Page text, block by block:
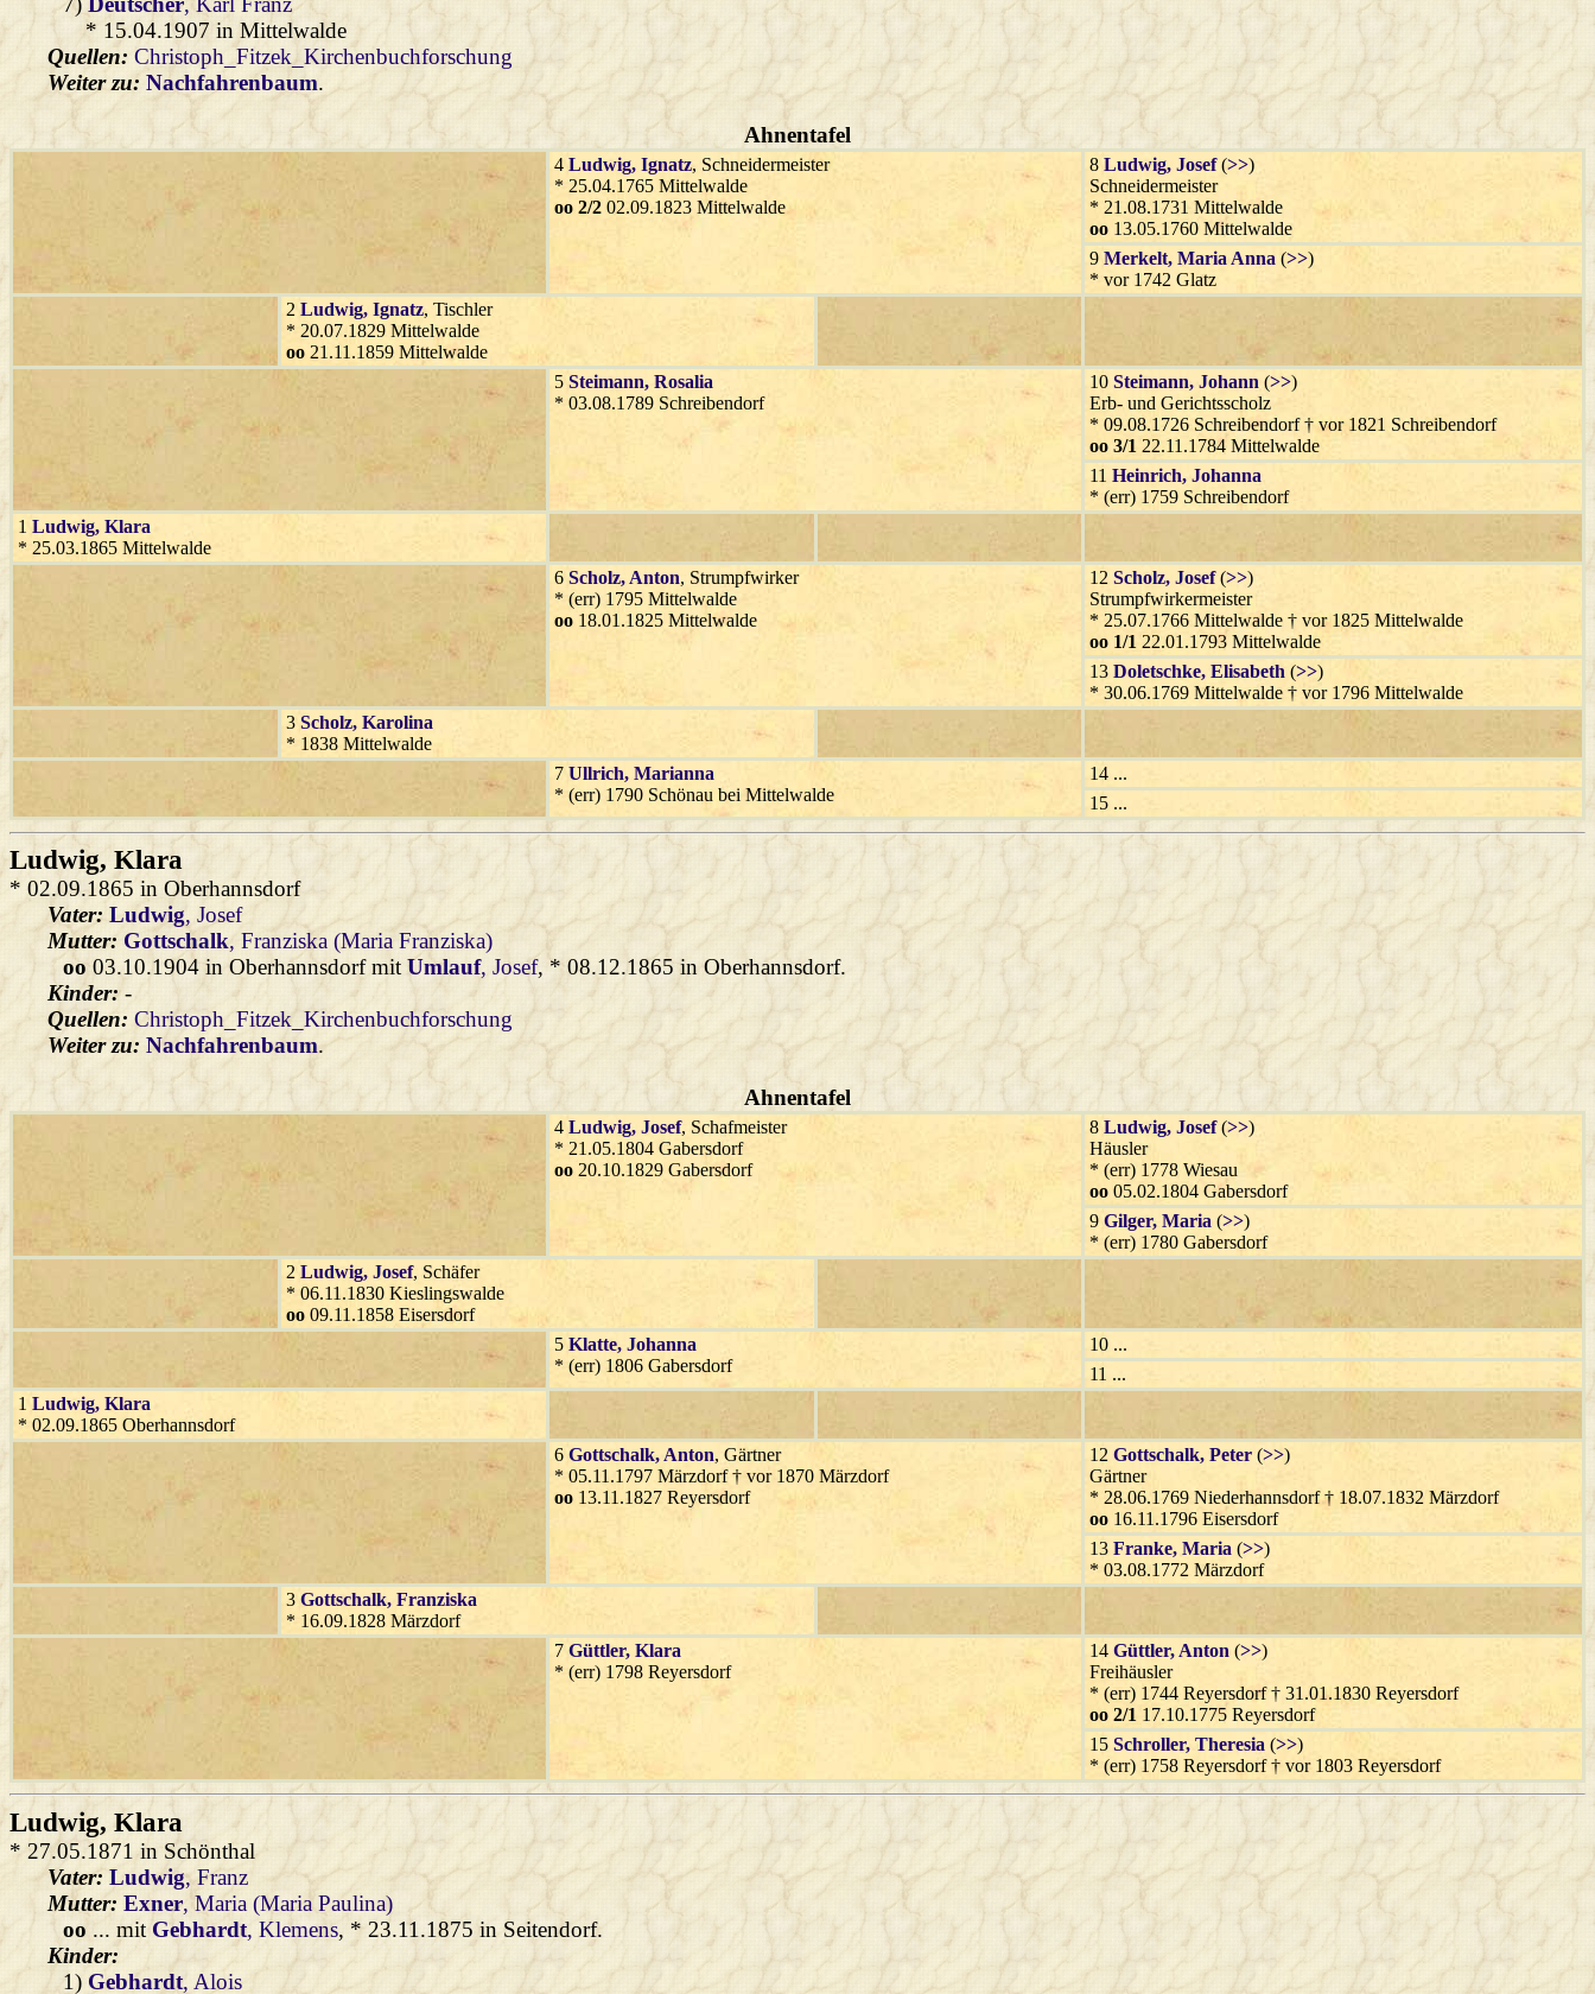
* 15.04.1907 in Mittelwalde
Quellen: Christoph_Fitzek_Kirchenbuchforschung
Weiter zu: Nachfahrenbaum.
Ahnentafel
4 Ludwig, Ignatz, Schneidermeister
* 25.04.1765 Mittelwalde
oo 2/2 02.09.1823 Mittelwalde
8 Ludwig, Josef(>>)
Schneidermeister
* 21.08.1731 Mittelwalde
oo 13.05.1760 Mittelwalde
9 Merkelt, Maria Anna (>>)
* vor 1742 Glatz
2 Ludwig, Ignatz, Tischler
* 20.07.1829 Mittelwalde
oo 21.11.1859 Mittelwalde
5 Steimann, Rosalia
* 03.08.1789 Schreibendorf
10 Steimann, Johann (>>)
Erb- und Gerichtsscholz
* 09.08.1726 Schreibendorf † vor 1821 Schreibendorf
oo 3/1 22.11.1784 Mittelwalde
11 Heinrich, Johanna
* (err) 1759 Schreibendorf
1 Ludwig, Klara
* 25.03.1865 Mittelwalde
6 Scholz, Anton, Strumpfwirker
* (err) 1795 Mittelwalde
oo 18.01.1825 Mittelwalde
12 Scholz, Josef(>>)
Strumpfwirkermeister
* 25.07.1766 Mittelwalde † vor 1825 Mittelwalde
oo 1/1 22.01.1793 Mittelwalde
13 Doletschke, Elisabeth (>>)
* 30.06.1769 Mittelwalde † vor 1796 Mittelwalde
3 Scholz, Karolina
* 1838 Mittelwalde
7 Ullrich, Marianna
* (err) 1790 Schönau bei Mittelwalde
14 ...
15 ...
Ludwig, Klara
* 02.09.1865 in Oberhannsdorf
Vater: Ludwig, Josef
Mutter: Gottschalk, Franziska (Maria Franziska)
oo 03.10.1904 in Oberhannsdorf mitUmlauf, Josef, * 08.12.1865 in Oberhannsdorf.
Kinder:-
Quellen: Christoph_Fitzek_Kirchenbuchforschung
Weiter zu: Nachfahrenbaum.
Ahnentafel
4 Ludwig, Josef, Schafmeister
* 21.05.1804 Gabersdorf
oo 20.10.1829 Gabersdorf
8 Ludwig, Josef(>>)
Häusler
* (err) 1778 Wiesau
oo 05.02.1804 Gabersdorf
9 Gilger, Maria (>>)
* (err) 1780 Gabersdorf
2 Ludwig, Josef, Schäfer
* 06.11.1830 Kieslingswalde
oo 09.11.1858 Eisersdorf
5 Klatte, Johanna
* (err) 1806 Gabersdorf
10 ...
11 ...
1 Ludwig, Klara
* 02.09.1865 Oberhannsdorf
6 Gottschalk, Anton, Gärtner
* 05.11.1797 Märzdorf † vor 1870 Märzdorf
oo 13.11.1827 Reyersdorf
12 Gottschalk, Peter (>>)
Gärtner
* 28.06.1769 Niederhannsdorf † 18.07.1832 Märzdorf
oo 16.11.1796 Eisersdorf
13 Franke, Maria (>>)
* 03.08.1772 Märzdorf
3 Gottschalk, Franziska
* 16.09.1828 Märzdorf
7 Güttler, Klara
* (err) 1798 Reyersdorf
14 Güttler, Anton (>>)
Freihäusler
* (err) 1744 Reyersdorf † 31.01.1830 Reyersdorf
oo 2/1 17.10.1775 Reyersdorf
15 Schroller, Theresia (>>)
* (err) 1758 Reyersdorf † vor 1803 Reyersdorf
Ludwig, Klara
* 27.05.1871 in Schönthal
Vater: Ludwig, Franz
Mutter: Exner, Maria (Maria Paulina)
oo ... mitGebhardt, Klemens, * 23.11.1875 in Seitendorf.
Kinder:
1) Gebhardt, Alois